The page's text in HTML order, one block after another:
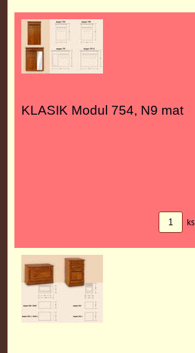
KLASIK Modul 754, N9 mat
ks